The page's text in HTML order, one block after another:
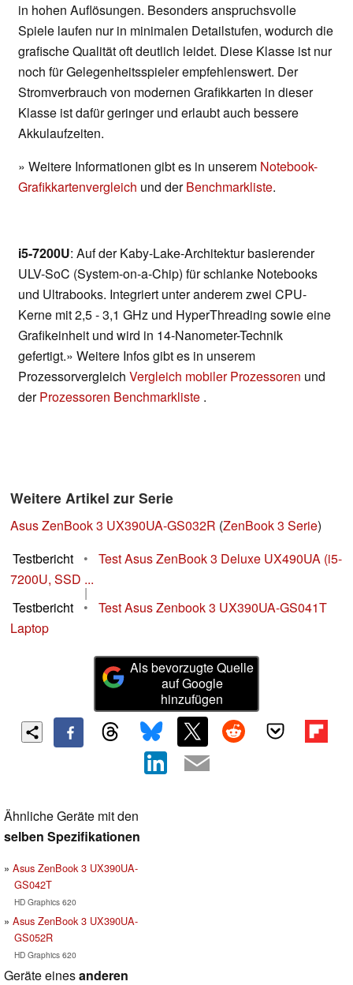
in hohen Auflösungen. Besonders anspruchsvolle
Spiele laufen nur in minimalen Detailstufen, wodurch die
grafische Qualität oft deutlich leidet. Diese Klasse ist nur
noch für Gelegenheitsspieler empfehlenswert. Der
Stromverbrauch von modernen Grafikkarten in dieser
Klasse ist dafür geringer und erlaubt auch bessere
Akkulaufzeiten.
» Weitere Informationen gibt es in unserem Notebook-
Grafikkartenvergleich und derBenchmarkliste.
i5-7200U: Auf der Kaby-Lake-Architektur basierender
ULV-SoC (System-on-a-Chip) für schlanke Notebooks
und Ultrabooks. Integriert unter anderem zwei CPU-
Kerne mit 2,5 - 3,1 GHz und HyperThreading sowie eine
Grafikeinheit und wird in 14-Nanometer-Technik
gefertigt.» Weitere Infos gibt es in unserem
Prozessorvergleich Vergleich mobiler Prozessoren und
derProzessoren Benchmarkliste .
Weitere Artikel zur Serie
Asus ZenBook 3 UX390UA-GS032R (ZenBook 3 Serie)
Testbericht
•
Test Asus ZenBook 3 Deluxe UX490UA (i5-
7200U, SSD ...
|
Testbericht
•
Test Asus Zenbook 3 UX390UA-GS041T
Laptop
Als bevorzugte Quelle
auf Google
hinzufügen
Ähnliche Geräte mit den
selben Spezifikationen
Asus ZenBook 3 UX390UA-
GS042T
HD Graphics 620
Asus ZenBook 3 UX390UA-
GS052R
HD Graphics 620
Geräte einesanderen